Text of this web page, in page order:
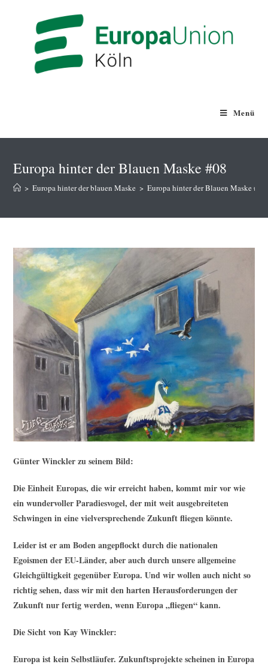
Menü
Europa hinter der Blauen Maske #08
> Europa hinter der blauen Maske > Europa hinter der Blauen Maske #08
Günter Wincklerzu seinem Bild:
Die Einheit Europas, die wir erreicht haben, kommt mir vor wie
ein wundervoller Paradiesvogel, der mit weit ausgebreiteten
Schwingen in eine vielversprechende Zukunft fliegen könnte.
Leider ist er am Boden angepflockt durch die nationalen
Egoismen der EU-Länder, aber auch durch unsere allgemeine
Gleichgültigkeit gegenüber Europa. Und wir wollen auch nicht so
richtig sehen, dass wir mit den harten Herausforderungen der
Zukunft nur fertig werden, wenn Europa „fliegen“ kann.
Die Sicht vonKay Winckler:
Europa ist kein Selbstläufer. Zukunftsprojekte scheinen in Europa